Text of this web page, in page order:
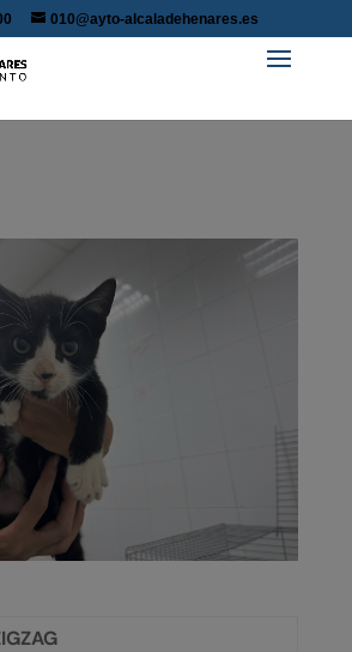
010@ayto-alcaladehenares.es